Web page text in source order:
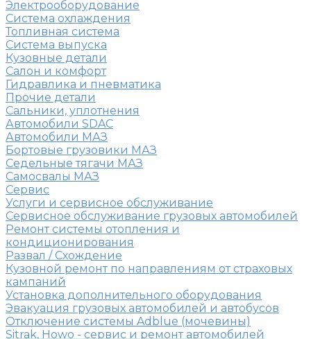
Электрооборудование
Система охлаждения
Топливная система
Система выпуска
Кузовные детали
Салон и комфорт
Гидравлика и пневматика
Прочие детали
Сальники, уплотнения
Автомобили SDAC
Автомобили МАЗ
Бортовые грузовики МАЗ
Седельные тягачи МАЗ
Самосвалы МАЗ
Сервис
Услуги и сервисное обслуживание
Сервисное обслуживание грузовых автомобилей
Ремонт системы отопления и
кондиционирования
Развал / Схождение
Кузовной ремонт по направлениям от страховых
кампаний
Установка дополнительного оборудования
Эвакуация грузовых автомобилей и автобусов
Отключение системы Adblue (мочевины)
Sitrak, Howo - сервис и ремонт автомобилей